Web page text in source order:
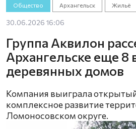
Общество Архангельск Жильё
30.06.2026 16:06
Группа Аквилон
Архангельске еще 8
деревянных домов
Компания выиграла
комплексное развитие
Ломоносовском округе.